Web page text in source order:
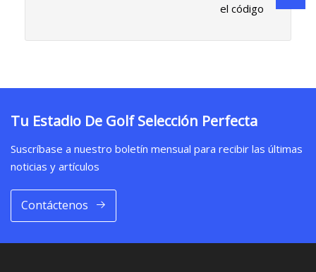
el código
Tu Estadio De Golf Selección Perfecta
Suscríbase a nuestro boletín mensual para recibir las últimas
noticias y artículos
Contáctenos